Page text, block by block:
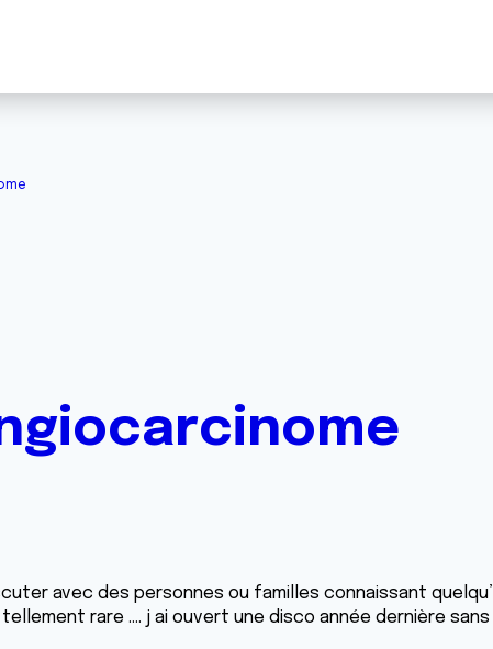
avec des personnes ou familles connaissant
rare .... j ai ouvert une disco année dernière sans